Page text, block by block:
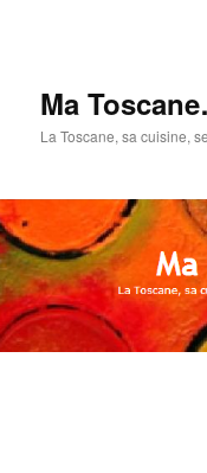
Ma
La Toscane, sa cuisine,